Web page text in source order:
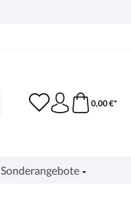
0,00 €*
Sonderangebote